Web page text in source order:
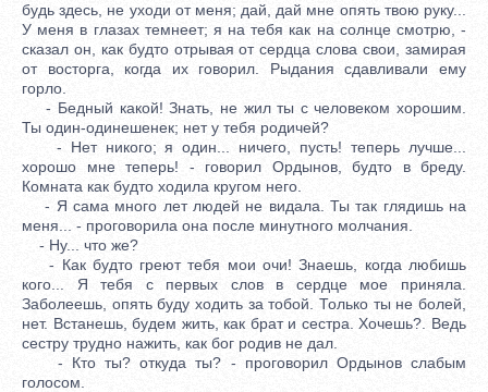
будь здесь, не уходи от меня; дай, дай мне опять твою руку...
У меня в глазах темнеет; я на тебя как на солнце смотрю, -
сказал он, как будто отрывая от сердца слова свои, замирая
от восторга, когда их говорил. Рыдания сдавливали ему
горло.
- Бедный какой! Знать, не жил ты с человеком хорошим.
Ты один-одинешенек; нет у тебя родичей?
- Нет никого; я один... ничего, пусть! теперь лучше...
хорошо мне теперь! - говорил Ордынов, будто в бреду.
Комната как будто ходила кругом него.
- Я сама много лет людей не видала. Ты так глядишь на
меня... - проговорила она после минутного молчания.
- Ну... что же?
- Как будто греют тебя мои очи! Знаешь, когда любишь
кого... Я тебя с первых слов в сердце мое приняла.
Заболеешь, опять буду ходить за тобой. Только ты не болей,
нет. Встанешь, будем жить, как брат и сестра. Хочешь?. Ведь
сестру трудно нажить, как бог родив не дал.
- Кто ты? откуда ты? - проговорил Ордынов слабым
голосом.